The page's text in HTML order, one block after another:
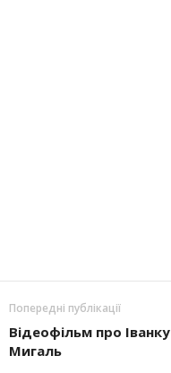
Попередні публікації
Відеофільм про Іванку
Мигаль